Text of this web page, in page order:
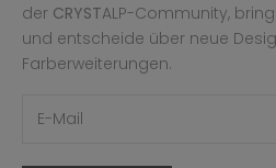
der CRYSTALP-Community,
und entscheide über neue
Farberweiterungen.